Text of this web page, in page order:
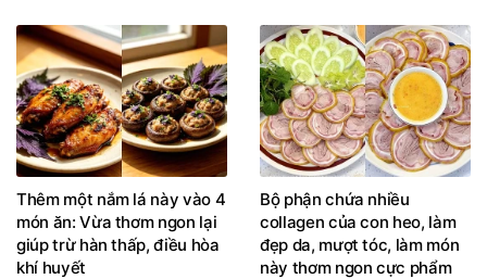
Thêm một nắm lá này vào 4
món ăn: Vừa thơm ngon lại
giúp trừ hàn thấp, điều hòa
khí huyết
Bộ phận chứa nhiều
collagen của con heo, làm
đẹp da, mượt tóc, làm món
này thơm ngon cực phẩm